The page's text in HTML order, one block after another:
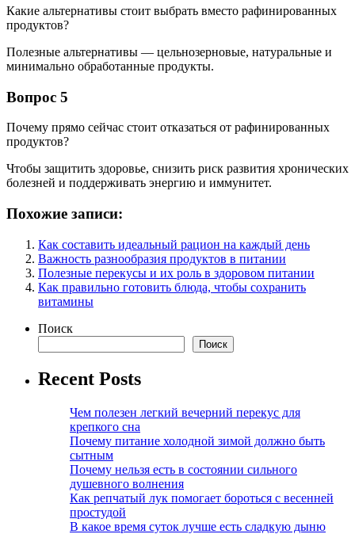
Какие альтернативы стоит выбрать вместо рафинированных
продуктов?
Полезные альтернативы — цельнозерновые, натуральные и
минимально обработанные продукты.
Вопрос 5
Почему прямо сейчас стоит отказаться от рафинированных
продуктов?
Чтобы защитить здоровье, снизить риск развития хронических
болезней и поддерживать энергию и иммунитет.
Похожие записи:
Как составить идеальный рацион на каждый день
Важность разнообразия продуктов в питании
Полезные перекусы и их роль в здоровом питании
Как правильно готовить блюда, чтобы сохранить
витамины
Поиск
Поиск
Recent Posts
Чем полезен легкий вечерний перекус для
крепкого сна
Почему питание холодной зимой должно быть
сытным
Почему нельзя есть в состоянии сильного
душевного волнения
Как репчатый лук помогает бороться с весенней
простудой
В какое время суток лучше есть сладкую дыню